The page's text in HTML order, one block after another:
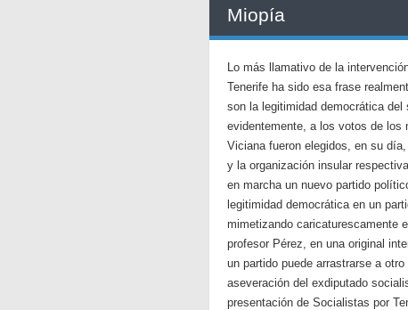
Miopía
Lo más llamativo de la
Tenerife ha sido esa frase
son la legitimidad democrática del
evidentemente, a los votos de los
Viciana fueron elegidos, en su
y la organización insular
en marcha un nuevo partido
legitimidad democrática en un
mimetizando caricaturescamente
profesor Pérez, en una original
un partido puede arrastrarse a
aseveración del exdiputado
presentación de Socialistas por